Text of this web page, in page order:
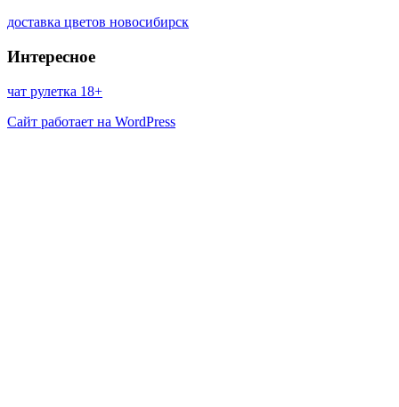
доставка цветов новосибирск
Интересное
чат рулетка 18+
Сайт работает на WordPress